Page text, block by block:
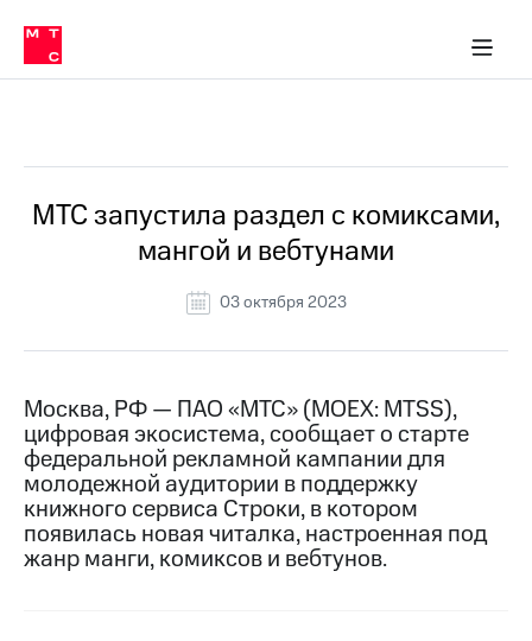
Медиа-центр
и акционерам
Устойчивое развитие
Комплаенс и деловая этика
компании
Карьера
История
компании
Руководство
Контакты
Медиа-центр
Пресс-
релизы
МТС
в МТС
Пресс-
релизы
о технологиях
МТС запустила раздел с комиксами,
мангой и вебтунами
03 октября 2023
Москва, РФ — ПАО «МТС» (MOEX: MTSS),
цифровая экосистема, сообщает о старте
федеральной рекламной кампании для
молодежной аудитории в поддержку
книжного сервиса Строки, в котором
появилась новая читалка, настроенная под
жанр манги, комиксов и вебтунов.